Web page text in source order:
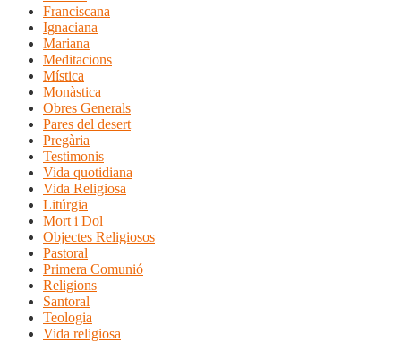
Franciscana
Ignaciana
Mariana
Meditacions
Mística
Monàstica
Obres Generals
Pares del desert
Pregària
Testimonis
Vida quotidiana
Vida Religiosa
Litúrgia
Mort i Dol
Objectes Religiosos
Pastoral
Primera Comunió
Religions
Santoral
Teologia
Vida religiosa